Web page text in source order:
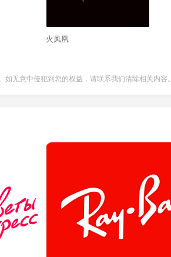
火凤凰
无意中侵犯到您的权益，请联系我们清除相关内容。